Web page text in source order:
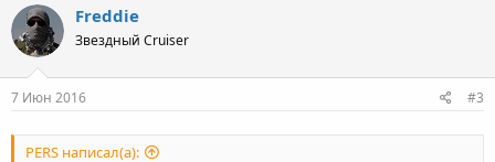
Freddie
Звездный Cruiser
7 Июн 2016 #3
PERS написал(а):